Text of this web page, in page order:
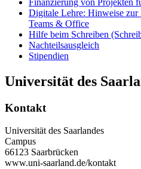
Digitale Lehre: Hinweise
Teams & Office
Hilfe beim Schreiben
Nachteilsausgleich
Stipendien
Universität des
Kontakt
Universität des Saarlandes
Campus
66123 Saarbrücken
www.uni-saarland.de/kontakt